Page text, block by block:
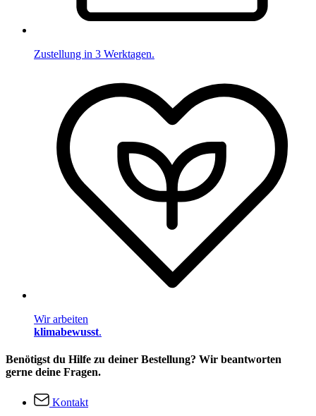
Zustellung in 3 Werktagen.
Wir arbeiten
klimabewusst.
Benötigst du Hilfe zu deiner Bestellung? Wir beantworten
gerne deine Fragen.
Kontakt